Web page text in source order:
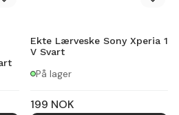
Ekte Lærveske Sony Xperia 1
V Svart
På lager
199 NOK